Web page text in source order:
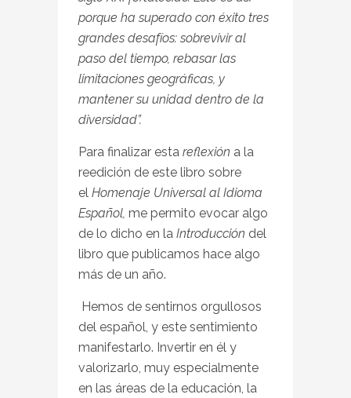
porque ha superado con éxito tres
grandes desafíos: sobrevivir al
paso del tiempo, rebasar las
limitaciones geográficas, y
mantener su unidad dentro de la
diversidad”.
Para finalizar esta reflexión a la
reedición de este libro sobre
el Homenaje Universal al Idioma
Español, me permito evocar algo
de lo dicho en la Introducción del
libro que publicamos hace algo
más de un año.
Hemos de sentirnos orgullosos
del español, y este sentimiento
manifestarlo. Invertir en él y
valorizarlo, muy especialmente
en las áreas de la educación, la